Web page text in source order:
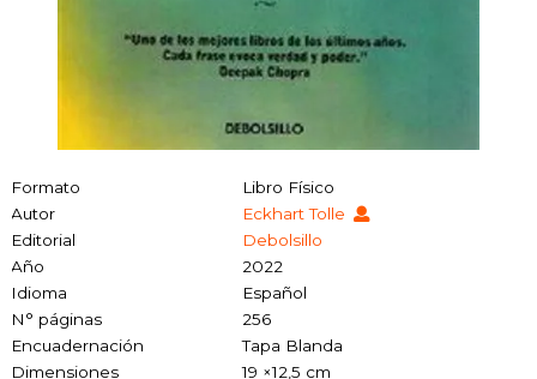
Formato
Libro Físico
Autor
Eckhart Tolle
Editorial
Debolsillo
Año
2022
Idioma
Español
N° páginas
256
Encuadernación
Tapa Blanda
Dimensiones
19 ×12,5 cm